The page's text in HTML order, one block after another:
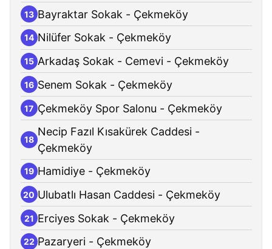
13 Bayraktar Sokak - Çekmeköy
14 Nilüfer Sokak - Çekmeköy
15 Arkadaş Sokak - Cemevi - Çekmeköy
16 Senem Sokak - Çekmeköy
17 Çekmeköy Spor Salonu - Çekmeköy
18
Necip Fazıl Kısakürek Caddesi -
Çekmeköy
19 Hamidiye - Çekmeköy
20 Ulubatlı Hasan Caddesi - Çekmeköy
21 Erciyes Sokak - Çekmeköy
22 Pazaryeri - Çekmeköy